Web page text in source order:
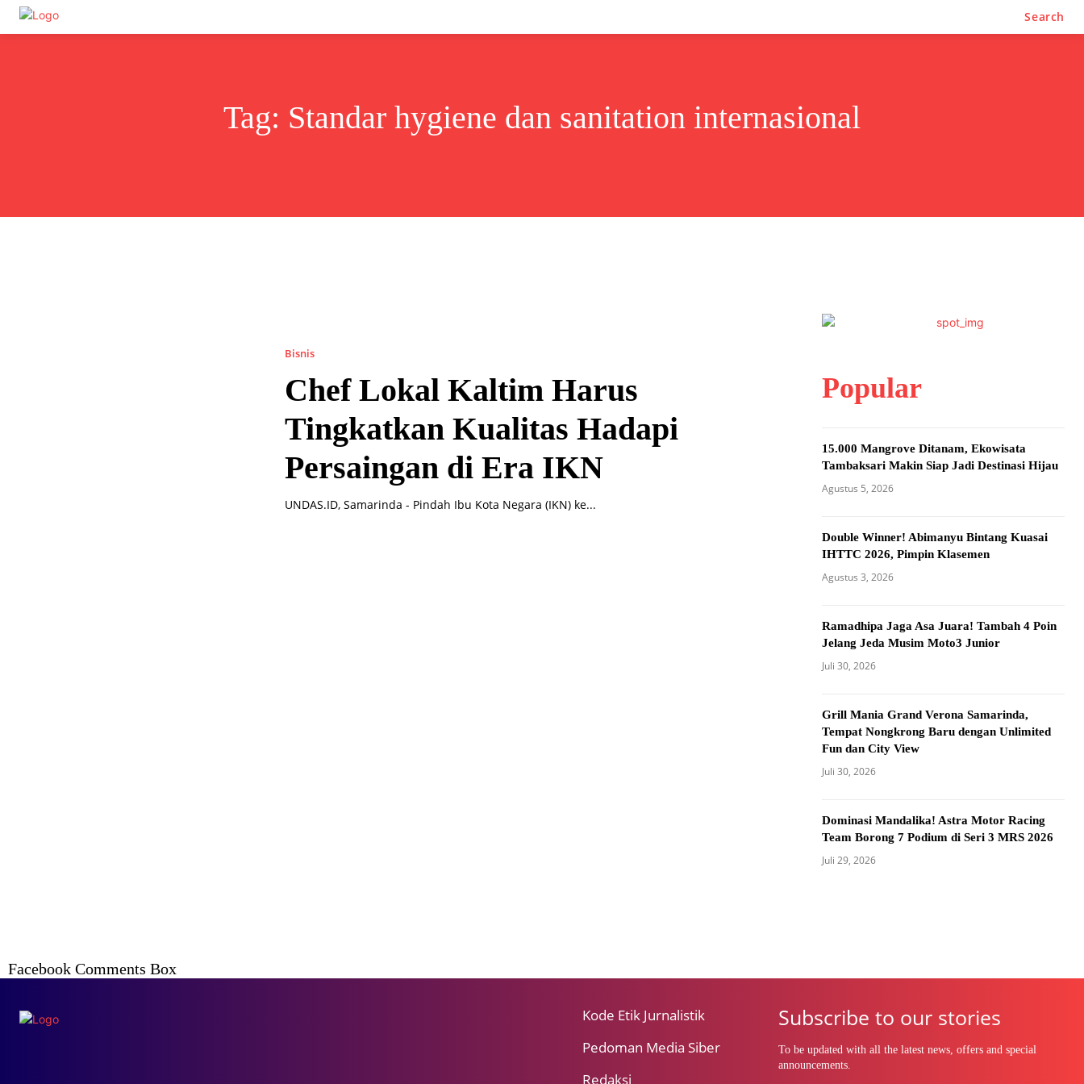
Search
Tag: Standar hygiene dan sanitation internasional
Bisnis
Chef Lokal Kaltim Harus
Tingkatkan Kualitas Hadapi
Persaingan di Era IKN
UNDAS.ID, Samarinda - Pindah Ibu Kota Negara (IKN) ke...
Popular
15.000 Mangrove Ditanam, Ekowisata
Tambaksari Makin Siap Jadi Destinasi Hijau
Agustus 5, 2026
Double Winner! Abimanyu Bintang Kuasai
IHTTC 2026, Pimpin Klasemen
Agustus 3, 2026
Ramadhipa Jaga Asa Juara! Tambah 4 Poin
Jelang Jeda Musim Moto3 Junior
Juli 30, 2026
Grill Mania Grand Verona Samarinda,
Tempat Nongkrong Baru dengan Unlimited
Fun dan City View
Juli 30, 2026
Dominasi Mandalika! Astra Motor Racing
Team Borong 7 Podium di Seri 3 MRS 2026
Juli 29, 2026
Facebook Comments Box
Kode Etik Jurnalistik
Pedoman Media Siber
Redaksi
Subscribe to our stories
To be updated with all the latest news, offers and special
announcements.